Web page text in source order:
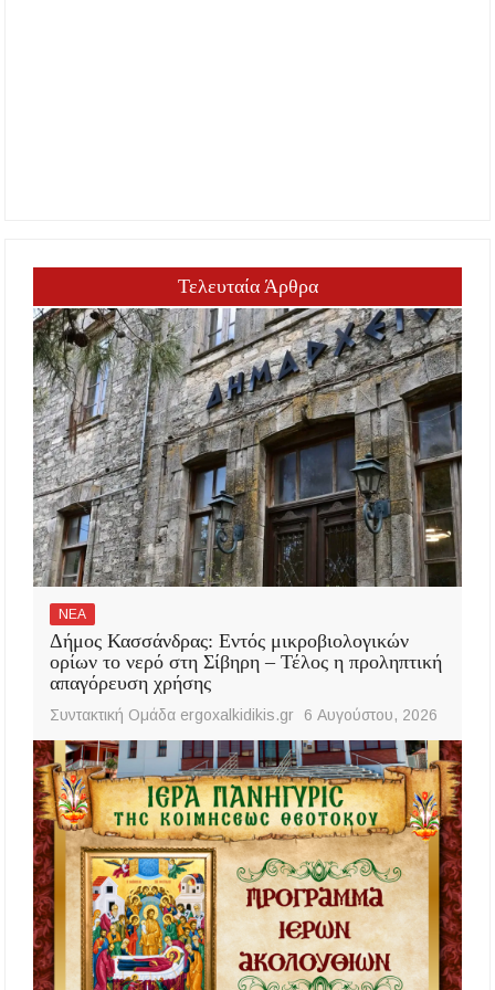
Τελευταία Άρθρα
ΝΕΑ
Δήμος Κασσάνδρας: Εντός μικροβιολογικών
ορίων το νερό στη Σίβηρη – Τέλος η προληπτική
απαγόρευση χρήσης
Συντακτική Ομάδα ergoxalkidikis.gr 6 Αυγούστου, 2026